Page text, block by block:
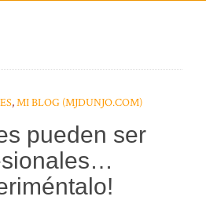
,MI BLOG (MJDUNJO.COM)
pueden ser